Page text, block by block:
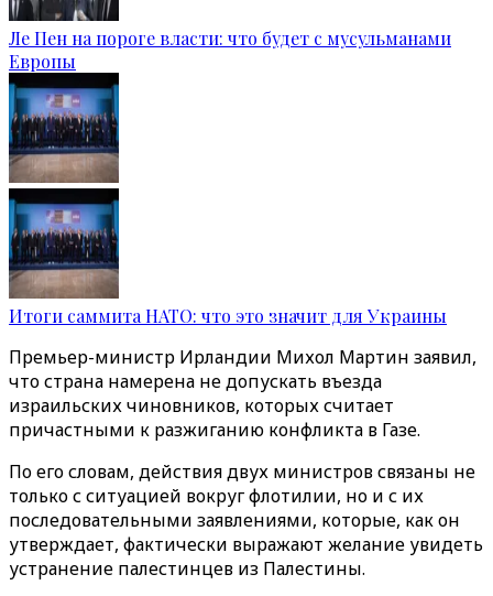
Ле Пен на пороге власти: что будет с мусульманами
Европы
Итоги саммита НАТО: что это значит для Украины
Премьер-министр Ирландии Михол Мартин заявил,
что страна намерена не допускать въезда
израильских чиновников, которых считает
причастными к разжиганию конфликта в Газе.
По его словам, действия двух министров связаны не
только с ситуацией вокруг флотилии, но и с их
последовательными заявлениями, которые, как он
утверждает, фактически выражают желание увидеть
устранение палестинцев из Палестины.